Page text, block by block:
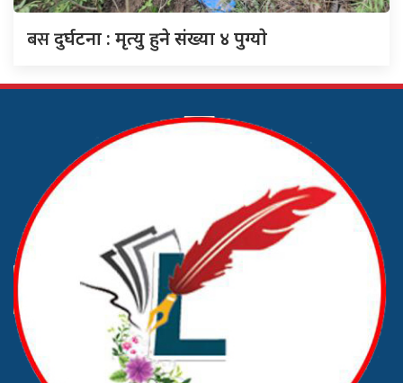
बसदुर्घटना : मृत्यु हुने संख्या ४ पुग्याे